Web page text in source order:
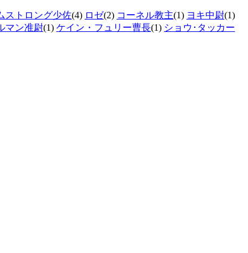
ストロング少佐(4) ロゼ(2) コーネル教主(1) ヨキ中尉(1)
マン准尉(1) ケイン・フュリー曹長(1) ショウ･タッカー